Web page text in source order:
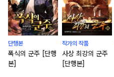
단행본
폭식의 군주 [단행
본]
작가의 작품
사상 최강의 군주
[단행본]